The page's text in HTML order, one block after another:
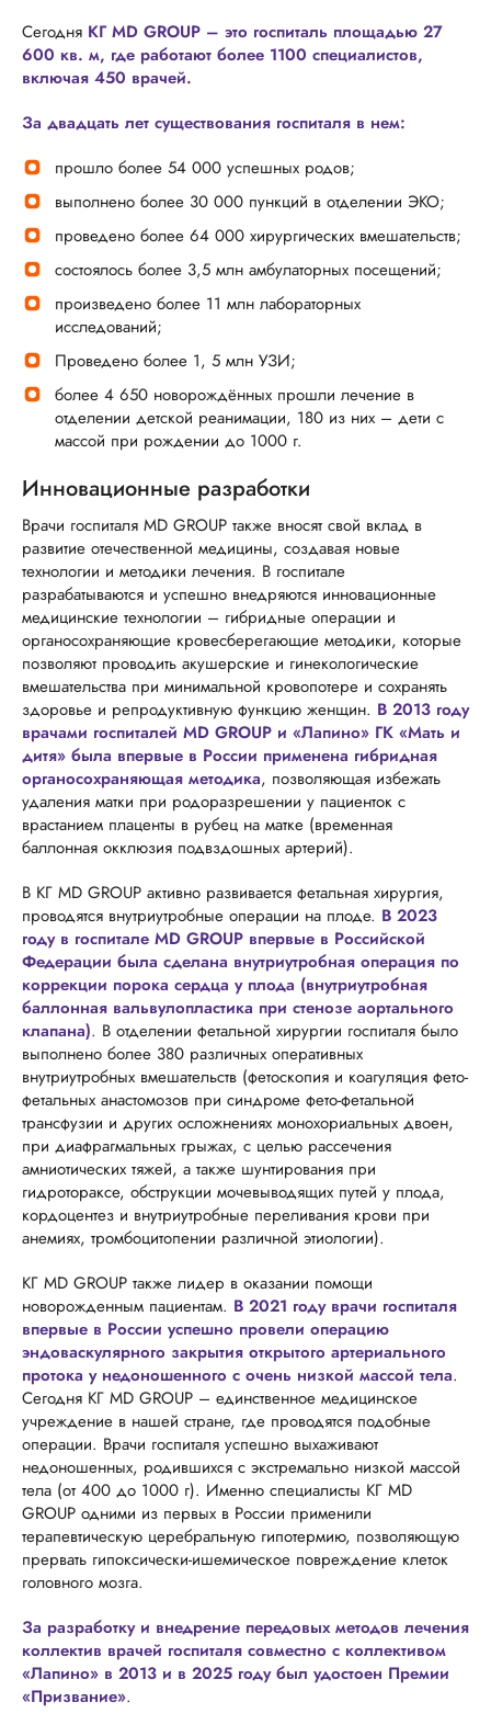
Сегодня КГ MD GROUP – это госпиталь площадью 27
600 кв. м, где работают более 1100 специалистов,
включая 450 врачей.
За двадцать лет существования госпиталя в нем:
прошло более 54 000 успешных родов;
выполнено более 30 000 пункций в отделении ЭКО;
проведено более 64 000 хирургических вмешательств;
состоялось более 3,5 млн амбулаторных посещений;
произведено более 11 млн лабораторных
исследований;
Проведено более 1, 5 млн УЗИ;
более 4 650 новорождённых прошли лечение в
отделении детской реанимации, 180 из них – дети с
массой при рождении до 1000 г.
Инновационные разработки
Врачи госпиталя MD GROUP также вносят свой вклад в
развитие отечественной медицины, создавая новые
технологии и методики лечения. В госпитале
разрабатываются и успешно внедряются инновационные
медицинские технологии – гибридные операции и
органосохраняющие кровесберегающие методики, которые
позволяют проводить акушерские и гинекологические
вмешательства при минимальной кровопотере и сохранять
здоровье и репродуктивную функцию женщин. В 2013 году
врачами госпиталей MD GROUP и «Лапино» ГК «Мать и
дитя» была впервые в России применена гибридная
органосохраняющая методика, позволяющая избежать
удаления матки при родоразрешении у пациенток с
врастанием плаценты в рубец на матке (временная
баллонная окклюзия подвздошных артерий).
В КГ MD GROUP активно развивается фетальная хирургия,
проводятся внутриутробные операции на плоде. В 2023
году в госпитале MD GROUP впервые в Российской
Федерации была сделана внутриутробная операция по
коррекции порока сердца у плода (внутриутробная
баллонная вальвулопластика при стенозе аортального
клапана). В отделении фетальной хирургии госпиталя было
выполнено более 380 различных оперативных
внутриутробных вмешательств (фетоскопия и коагуляция фето-
фетальных анастомозов при синдроме фето-фетальной
трансфузии и других осложнениях монохориальных двоен,
при диафрагмальных грыжах, с целью рассечения
амниотических тяжей, а также шунтирования при
гидротораксе, обструкции мочевыводящих путей у плода,
кордоцентез и внутриутробные переливания крови при
анемиях, тромбоцитопении различной этиологии).
КГ MD GROUP также лидер в оказании помощи
новорожденным пациентам. В 2021 году врачи госпиталя
впервые в России успешно провели операцию
эндоваскулярного закрытия открытого артериального
протока у недоношенного с очень низкой массой тела.
Сегодня КГ MD GROUP – единственное медицинское
учреждение в нашей стране, где проводятся подобные
операции. Врачи госпиталя успешно выхаживают
недоношенных, родившихся с экстремально низкой массой
тела (от 400 до 1000 г). Именно специалисты КГ MD
GROUP одними из первых в России применили
терапевтическую церебральную гипотермию, позволяющую
прервать гипоксически-ишемическое повреждение клеток
головного мозга.
За разработку и внедрение передовых методов лечения
коллектив врачей госпиталя совместно с коллективом
«Лапино» в 2013 и в 2025 году был удостоен Премии
«Призвание».